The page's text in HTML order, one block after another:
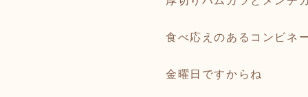
食べ応えのあるコンビネ
金曜日ですからね